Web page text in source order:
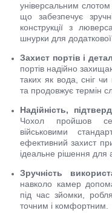
універсальним слотом
що забезпечує
конструкції з
шнурки для додаткової
Захист портів і
портів надійно
таких як вода, сніг
та продовжує термін
Надійність,
Чохол пройшов
військовими
ефективний захист
ідеальне рішення для
Зручність
навколо камер
під час зйомки,
точним і комфортним.